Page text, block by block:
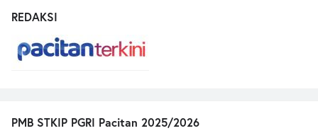
REDAKSI
PMB STKIP PGRI Pacitan 2025/2026